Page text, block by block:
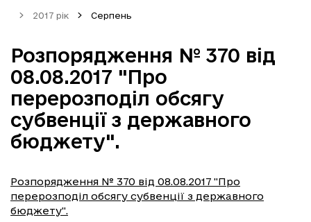
2017 рік Серпень
Розпорядження № 370 від
08.08.2017 "Про
перерозподіл обсягу
субвенції з державного
бюджету".
Розпорядження № 370 від 08.08.2017 "Про
перерозподіл обсягу субвенції з державного
бюджету".